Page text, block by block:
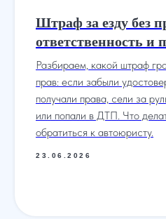
Штраф за езду без
ответственность и
Разбираем, какой штраф
прав: если забыли
получали права, сели за
или попали в ДТП. Что
обратиться к автоюристу.
23.06.2026